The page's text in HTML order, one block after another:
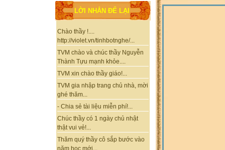
LỜI NHẮN ĐỂ LẠI
Chào thầy !....
http://violet.vn/tinhbotnghe/...
TVM chào và chúc thầy Nguyễn
Thành Tựu mạnh khỏe....
TVM xin chào thầy giáo!...
TVM gia nhập trang chủ nhà, mời
ghé thăm...
- Chia sẻ tài liệu miễn phí!...
Chúc thầy có 1 ngày chủ nhật
thật vui vẻ!...
Thăm quý thầy cô sắp bước vào
năm học mới...